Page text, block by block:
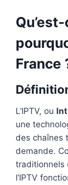
France
L’IPTV, ou
une
des chaînes
demande.
traditionnels
l’IPTV